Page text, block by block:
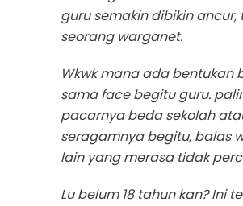
guru semakin dibikin ancur,
seorang warganet.
Wkwk mana ada bentukan
sama face begitu guru.
pacarnya beda sekolah
seragamnya begitu, balas
lain yang merasa tidak
Lu belum 18 tahun kan? Ini